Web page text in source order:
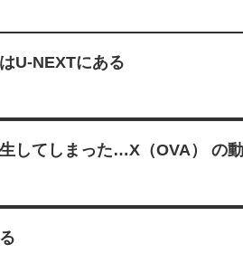
U-NEXTにある
してしまった…X（OVA） の